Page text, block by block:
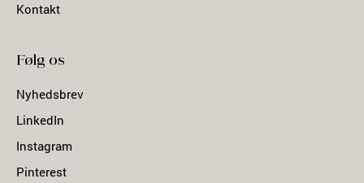
Kontakt
Følg os
Nyhedsbrev
LinkedIn
Instagram
Pinterest